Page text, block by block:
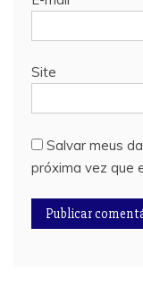
Site
Salvar meus
próxima vez que